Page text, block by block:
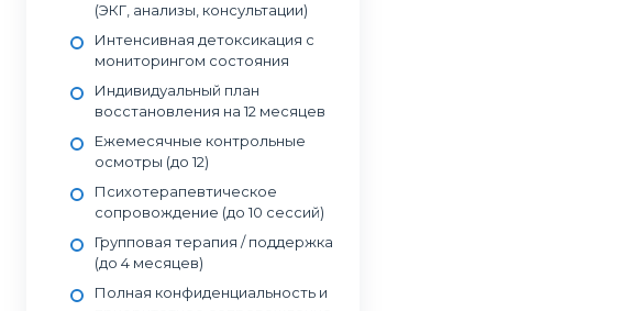
Я сам обратился в наркологическую клинику
Обращались в частный наркологический центр
(ЭКГ, анализы, консультации)
Интенсивная детоксикация с
мониторингом состояния
Индивидуальный план
восстановления на 12 месяцев
Ежемесячные контрольные
осмотры (до 12)
Психотерапевтическое
сопровождение (до 10 сессий)
Групповая терапия / поддержка
(до 4 месяцев)
Полная конфиденциальность и